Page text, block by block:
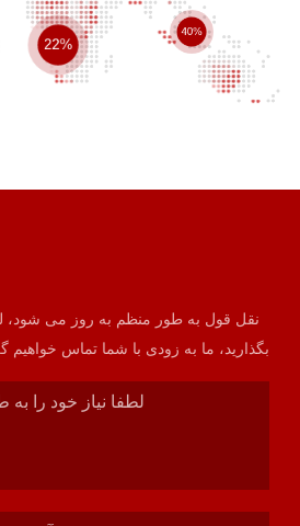
22%
40%
نقل قول به طور منظم به روز می شود،
بگذارید، ما به زودی با شما تماس خواهیم گرفت ارائه آخرین